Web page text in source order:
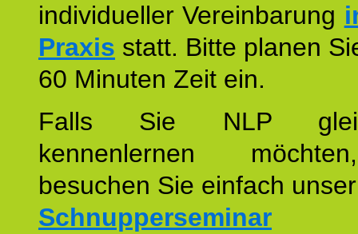
individueller Vereinbarung
Praxis statt. Bitte planen
60 Minuten Zeit ein.
Falls Sie NLP
kennenlernen
besuchen Sie einfach unser
Schnupperseminar